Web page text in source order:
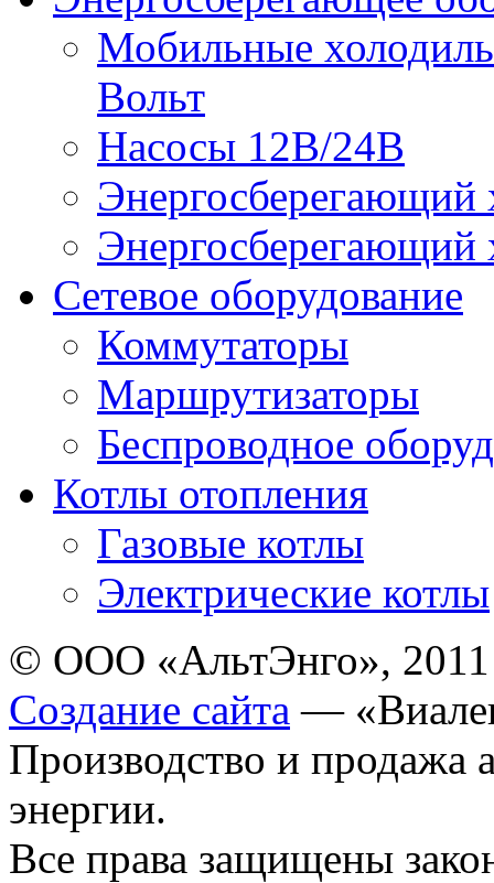
Мобильные
Вольт
Насосы 12В/24В
Энергосберегающий
Энергосберегающий
Сетевое оборудование
Коммутаторы
Маршрутизаторы
Беспроводное
Котлы отопления
Газовые котлы
Электрические котлы
© ООО «АльтЭнго», 2011
Создание сайта —
Производство и продажа
энергии.
Все права защищены